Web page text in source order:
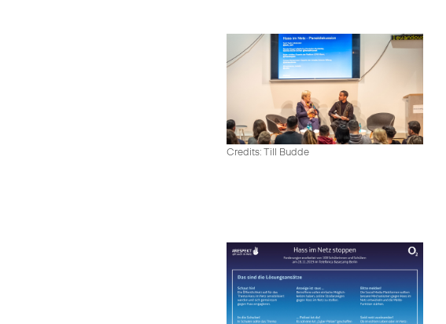
Credits: Till Budde